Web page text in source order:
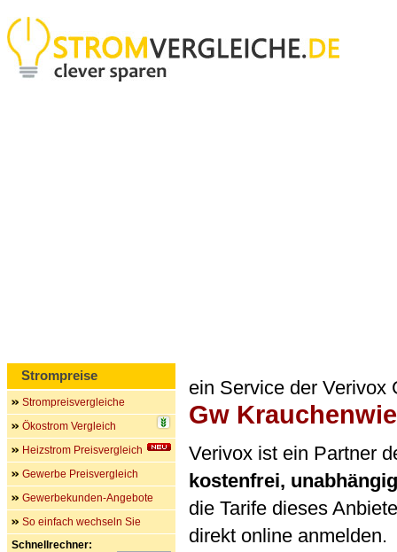
ein Service der Verivox
Gw
Verivox ist ein Partner
kostenfrei,
die Tarife dieses
direkt online anmelden.
Strompreise
Strompreisvergleiche
Ökostrom Vergleich
Heizstrom Preisvergleich
Gewerbe Preisvergleich
Gewerbekunden-Angebote
So einfach wechseln Sie
Schnellrechner: